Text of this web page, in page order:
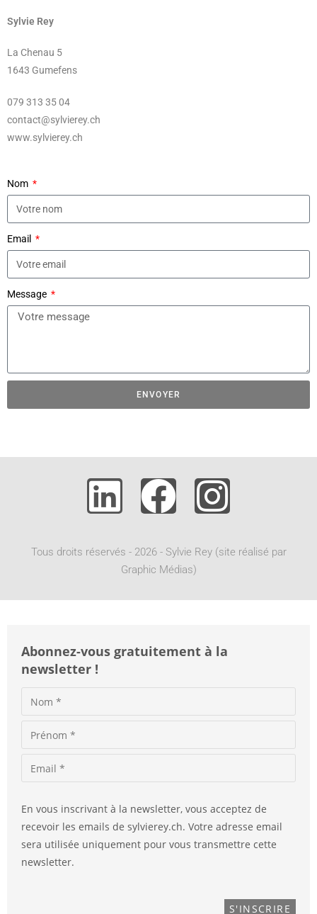
Sylvie Rey
La Chenau 5
1643 Gumefens
079 313 35 04
contact@sylvierey.ch
www.sylvierey.ch
Nom
Email
Message
ENVOYER
Tous droits réservés - 2026 - Sylvie Rey (site réalisé par
Graphic Médias)
Abonnez-vous gratuitement à la
newsletter !
En vous inscrivant à la newsletter, vous acceptez de
recevoir les emails de sylvierey.ch. Votre adresse email
sera utilisée uniquement pour vous transmettre cette
newsletter.